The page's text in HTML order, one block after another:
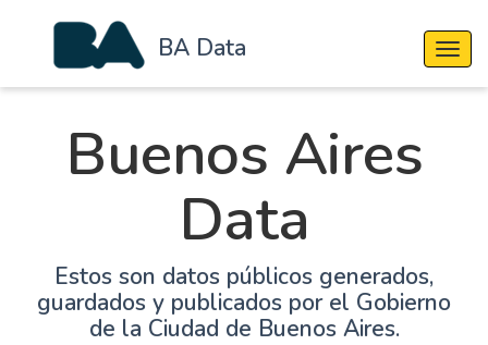
BA Data
Buenos Aires
Data
Estos son datos públicos generados,
guardados y publicados por el Gobierno
de la Ciudad de Buenos Aires.